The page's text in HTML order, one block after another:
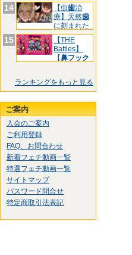
ちです
14 【虫歯治
療】天然歯
に刻まれた
黒印‼ゆ
15
【THE
Battles】
【鼻フック
ランキングをもっと見る
ご案内
入会のご案内
ご利用登録
FAQ、お問合わせ
新着フェチ動画一覧
特選フェチ動画一覧
サイトマップ
パスワード問合せ
特定商取引法表記